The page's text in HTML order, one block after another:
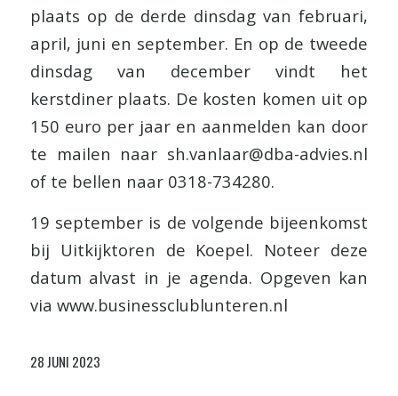
plaats op de derde dinsdag van februari,
april, juni en september. En op de tweede
dinsdag van december vindt het
kerstdiner plaats. De kosten komen uit op
150 euro per jaar en aanmelden kan door
te mailen naar sh.vanlaar@dba-advies.nl
of te bellen naar 0318-734280.
19 september is de volgende bijeenkomst
bij Uitkijktoren de Koepel. Noteer deze
datum alvast in je agenda. Opgeven kan
via www.businessclublunteren.nl
28 JUNI 2023